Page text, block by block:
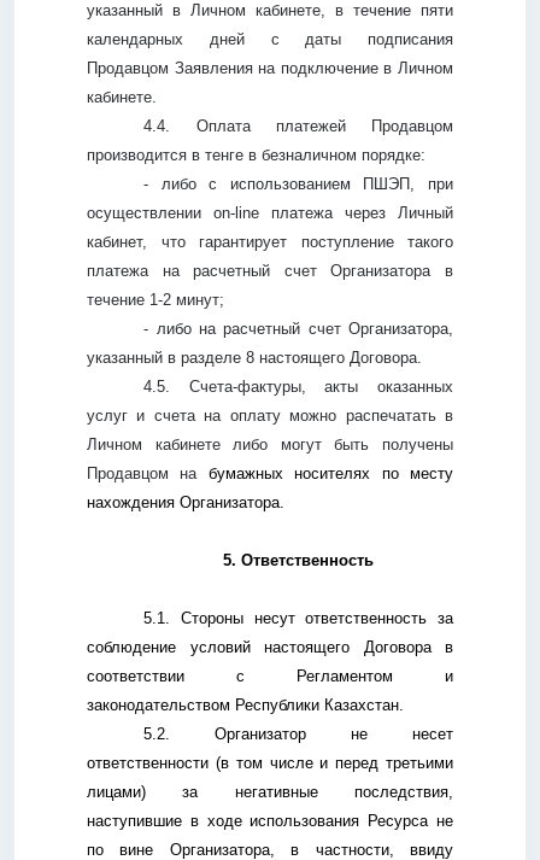
указанный в Личном кабинете, в течение пяти
календарных дней с даты подписания
Продавцом Заявления на подключение в Личном
кабинете.
4.4. Оплата платежей Продавцом
производится в тенге в безналичном порядке:
- либо с использованием ПШЭП, при
осуществлении on- line платежа через Личный
кабинет, что гарантирует поступление такого
платежа на расчетный счет Организатора в
течение 1-2 минут;
- либо на расчетный счет Организатора,
указанный в разделе 8 настоящего Договора.
4.5. Счета-фактуры, акты оказанных
услуг и счета на оплату можно распечатать в
Личном кабинете либо могут быть получены
Продавцом набумажных носителях по месту
нахождения Организатора.
5. Ответственность
5.1. Стороны несут ответственность за
соблюдение условий настоящего Договора в
соответствии с Регламентом и
законодательством Республики Казахстан.
5.2. Организатор не несет
ответственности (в том числе и перед третьими
лицами) за негативные последствия,
наступившие в ходе использования Ресурса не
по вине Организатора, в частности, ввиду